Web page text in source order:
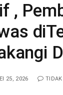
,
25, 2026